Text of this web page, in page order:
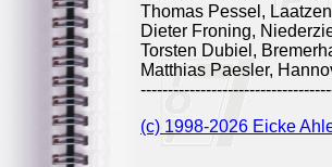
Thomas Pessel, Laatzen
Dieter Froning,
Torsten Dubiel,
Matthias Paesler,
(c) 1998-2026 Eicke